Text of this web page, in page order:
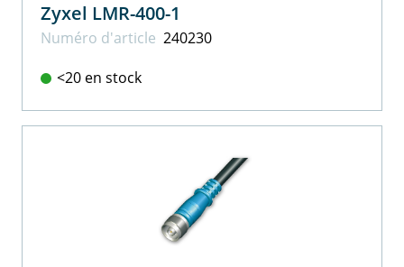
Zyxel LMR-400-1
Numéro d'article 240230
<20 en stock